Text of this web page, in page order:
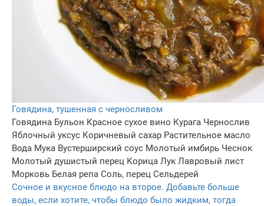
Говядина, тушенная с черносливом
Говядина Бульон Красное сухое вино Курага Чернослив
Яблочный уксус Коричневый сахар Растительное масло
Вода Мука Вустерширский соус Молотый имбирь Чеснок
Молотый душистый перец Корица Лук Лавровый лист
Морковь Белая репа Соль, перец Сельдерей
Сочное и вкусное блюдо на второе. Добавьте больше
воды, если хотите, чтобы блюдо было жидким, тогда